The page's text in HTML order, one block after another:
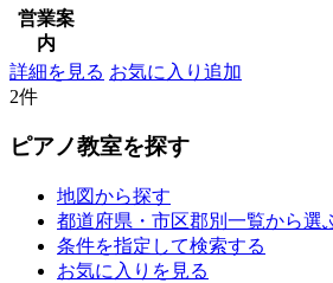
営業案
内
詳細を見る お気に入り追加
2件
ピアノ教室を探す
地図から探す
都道府県・市区郡別一覧から選
条件を指定して検索する
お気に入りを見る